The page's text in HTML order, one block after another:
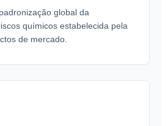
global da
químicos estabelecida pela
de mercado.